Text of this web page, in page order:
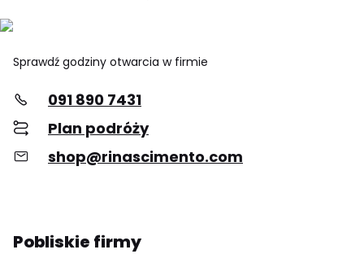
Sprawdź godziny otwarcia w firmie
091 890 7431
Plan podróży
shop@rinascimento.com
Pobliskie firmy